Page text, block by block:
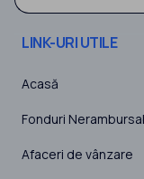
LINK-URI UTILE
Acasă
Fonduri
Afaceri de vânzare